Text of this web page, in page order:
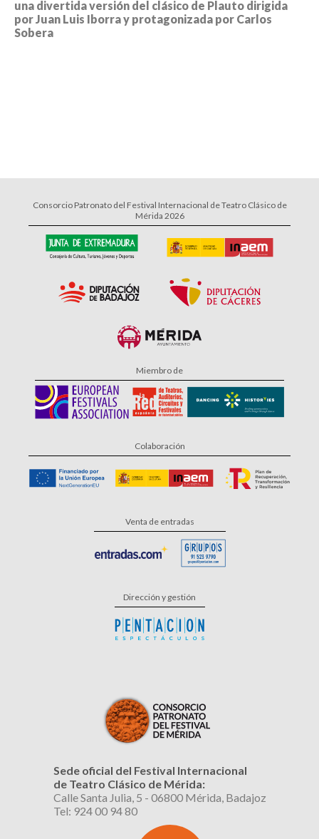
una divertida versión del clásico de Plauto dirigida
por Juan Luis Iborra y protagonizada por Carlos
Sobera
Consorcio Patronato del Festival Internacional de Teatro Clásico de
Mérida 2026
Miembro de
Colaboración
Venta de entradas
Dirección y gestión
Sede oficial del Festival Internacional
de Teatro Clásico de Mérida:
Calle Santa Julia, 5 - 06800 Mérida, Badajoz
Tel: 924 00 94 80